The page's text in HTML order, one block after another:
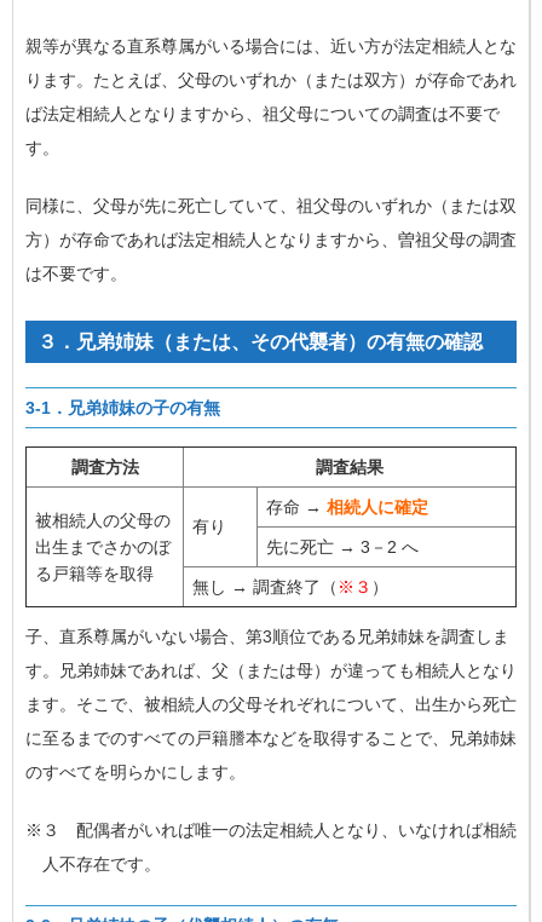
親等が異なる直系尊属がいる場合には、近い方が法定相続人とな
ります。たとえば、父母のいずれか（または双方）が存命であれ
ば法定相続人となりますから、祖父母についての調査は不要で
す。
同様に、父母が先に死亡していて、祖父母のいずれか（または双
方）が存命であれば法定相続人となりますから、曽祖父母の調査
は不要です。
３．兄弟姉妹（または、その代襲者）の有無の確認
3-1．兄弟姉妹の子の有無
調査方法 調査結果
被相続人の父母の
出生までさかのぼ
る戸籍等を取得
有り
存命 → 相続人に確定
先に死亡 → 3－2 へ
無し → 調査終了（ ※３ ）
子、直系尊属がいない場合、第3順位である兄弟姉妹を調査しま
す。兄弟姉妹であれば、父（または母）が違っても相続人となり
ます。そこで、被相続人の父母それぞれについて、出生から死亡
に至るまでのすべての戸籍謄本などを取得することで、兄弟姉妹
のすべてを明らかにします。
※３ 配偶者がいれば唯一の法定相続人となり、いなければ相続
人不存在です。